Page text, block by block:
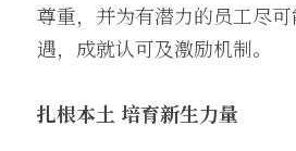
尊重，并为有潜力的员工尽
遇，成就认可及激励机制。
扎根本土 培育新生力量